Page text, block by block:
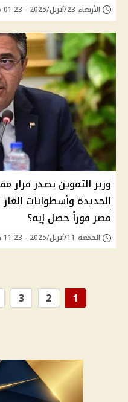
الأربعاء 23/أبريل/2025 - 01:23 م
وزير التموين يصدر قرار
الجديدة وأسطوانات
مصر فوراً حصل إيه؟
الجمعة 11/أبريل/2025 - 11:23 ص
1
2
3